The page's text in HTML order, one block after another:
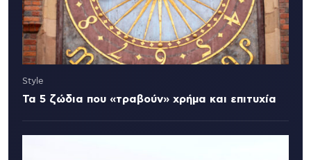
Style
Τα 5 ζώδια που «τραβούν» χρήμα και επιτυχία